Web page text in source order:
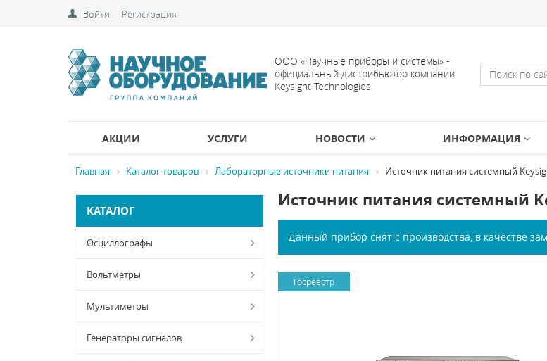
Войти Регистрация
ООО «Научные приборы и системы» -
официальный дистрибьютор компании
Keysight Technologies
АКЦИИ УСЛУГИ НОВОСТИ ИНФОРМАЦИЯ
Главная Каталог товаров Лабораторные источники питания Источник питания системный
КАТАЛОГ
Осциллографы
Вольтметры
Мультиметры
Генераторы сигналов
Источник питания системный
Данный прибор снят с производства, в качестве
Госреестр